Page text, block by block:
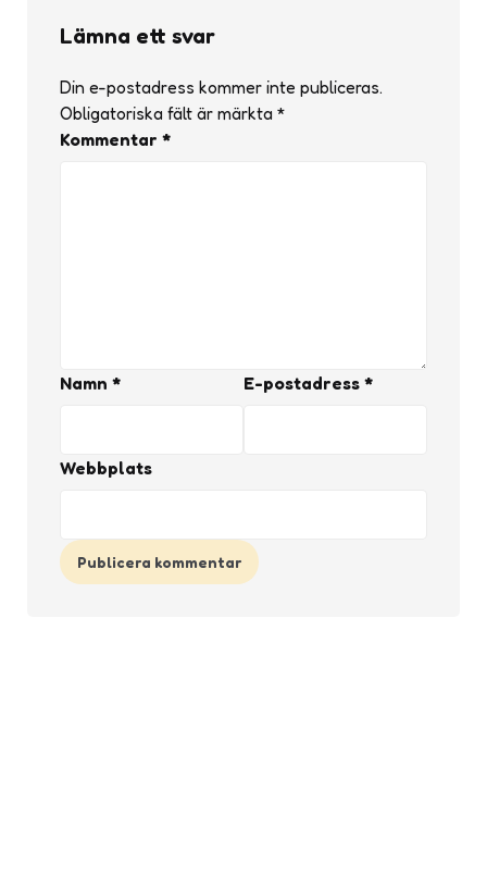
Lämna ett svar
Din e-postadress kommer inte publiceras.
Obligatoriska fält är märkta *
Kommentar *
Namn * E-postadress *
Webbplats